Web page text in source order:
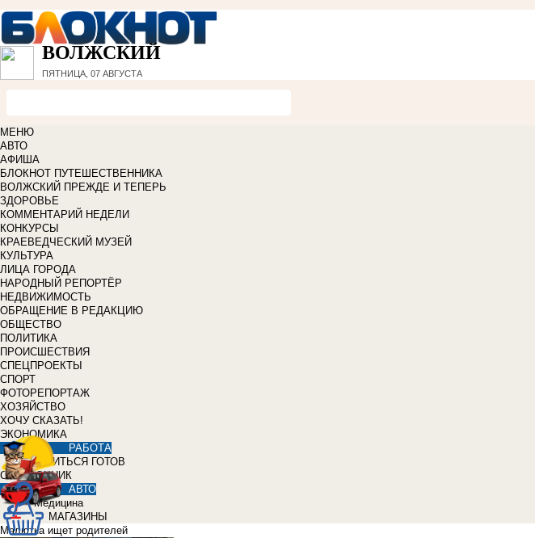
ВОЛЖСКИЙ
ПЯТНИЦА, 07 АВГУСТА
МЕНЮ
АВТО
АФИША
БЛОКНОТ ПУТЕШЕСТВЕННИКА
ВОЛЖСКИЙ ПРЕЖДЕ И ТЕПЕРЬ
ЗДОРОВЬЕ
КОММЕНТАРИЙ НЕДЕЛИ
КОНКУРСЫ
КРАЕВЕДЧЕСКИЙ МУЗЕЙ
КУЛЬТУРА
ЛИЦА ГОРОДА
НАРОДНЫЙ РЕПОРТЁР
НЕДВИЖИМОСТЬ
ОБРАЩЕНИЕ В РЕДАКЦИЮ
ОБЩЕСТВО
ПОЛИТИКА
ПРОИСШЕСТВИЯ
СПЕЦПРОЕКТЫ
СПОРТ
ФОТОРЕПОРТАЖ
ХОЗЯЙСТВО
ХОЧУ СКАЗАТЬ!
ЭКОНОМИКА
РАБОТА
УЧИТЬСЯ ГОТОВ
СПРАВОЧНИК
АВТО
Медицина
МАГАЗИНЫ
Малютка ищет родителей